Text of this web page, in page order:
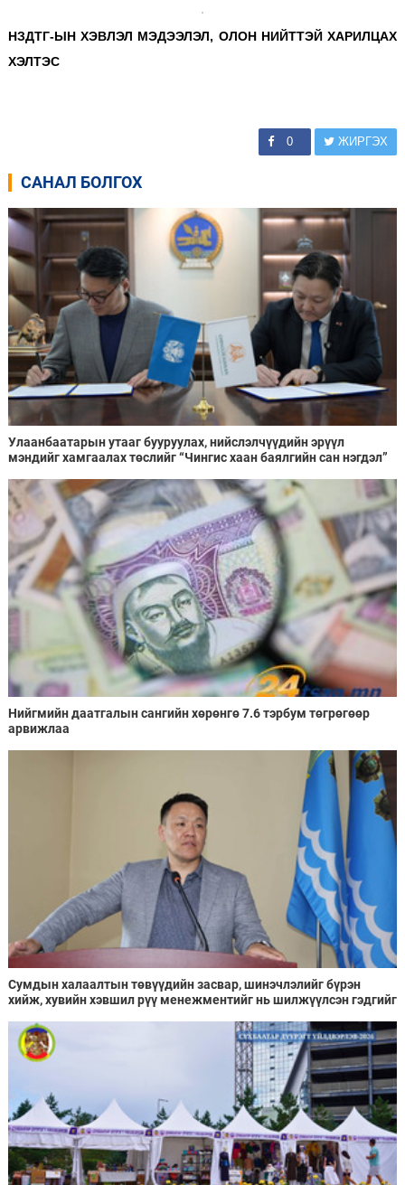
НЗДТГ-ЫН ХЭВЛЭЛ МЭДЭЭЛЭЛ, ОЛОН НИЙТТЭЙ ХАРИЛЦАХ
ХЭЛТЭС
0 ЖИРГЭХ
САНАЛ БОЛГОХ
Улаанбаатарын утааг бууруулах, нийслэлчүүдийн эрүүл
мэндийг хамгаалах төслийг “Чингис хаан баялгийн сан нэгдэл”
Нийгмийн даатгалын сангийн хөрөнгө 7.6 тэрбум төгрөгөөр
арвижлаа
Сумдын халаалтын төвүүдийн засвар, шинэчлэлийг бүрэн
хийж, хувийн хэвшил рүү менежментийг нь шилжүүлсэн гэдгийг